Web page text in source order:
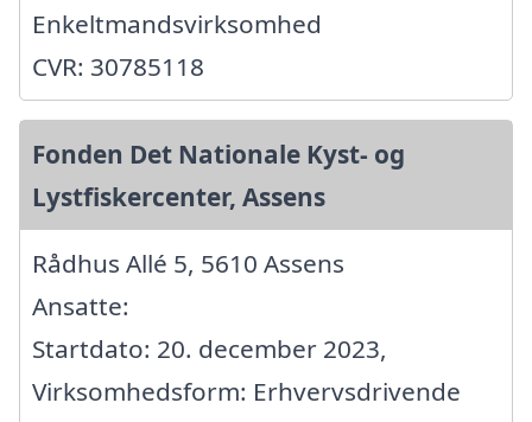
Enkeltmandsvirksomhed
CVR: 30785118
Fonden Det Nationale Kyst- og
Lystfiskercenter, Assens
Rådhus Allé 5, 5610 Assens
Ansatte:
Startdato: 20. december 2023,
Virksomhedsform: Erhvervsdrivende